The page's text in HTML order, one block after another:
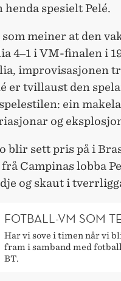
spesielt Pelé.
meiner at den
4‒1 i VM-finalen i
improvisasjonen
er tvillaust den
ein
og
blir sett pris på i
Campinas lobba
og skaut i
FOTBALL-VM SOM
Har vi sove i timen når vi
fram i samband med
BT.